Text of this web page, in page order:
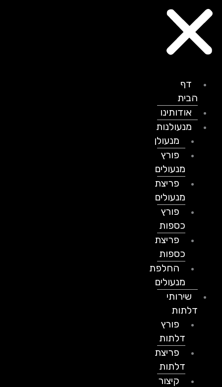
דף
הבית
אודותינו
מנעולנות
מנעולן
פורץ
מנעולים
פריצת
מנעולים
פורץ
כספות
פריצת
כספות
החלפת
מנעולים
שירותי
דלתות
פורץ
דלתות
פריצת
דלתות
קיצור